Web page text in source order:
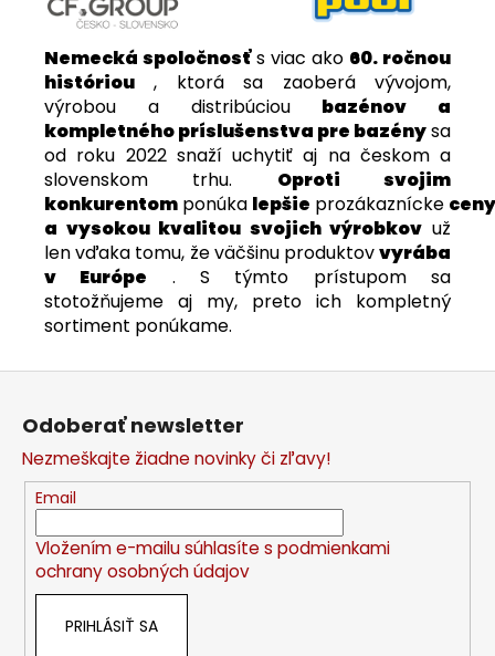
Nemecká spoločnosťs viac ako 60. ročnou
históriou , ktorá sa zaoberá vývojom,
výrobou a distribúciou bazénov a
kompletného príslušenstva pre bazénysa
od roku 2022 snaží uchytiť aj na českom a
slovenskom trhu. Oproti svojim
konkurentom ponúka lepšie prozákaznícke ceny
a vysokou kvalitou svojich výrobkov už
len vďaka tomu, že väčšinu produktovvyrába
v Európe . S týmto prístupom sa
stotožňujeme aj my, preto ich kompletný
sortiment ponúkame.
Odoberať newsletter
Nezmeškajte žiadne novinky či zľavy!
Email
Vložením e-mailu súhlasíte s podmienkami
ochrany osobných údajov
PRIHLÁSIŤ SA